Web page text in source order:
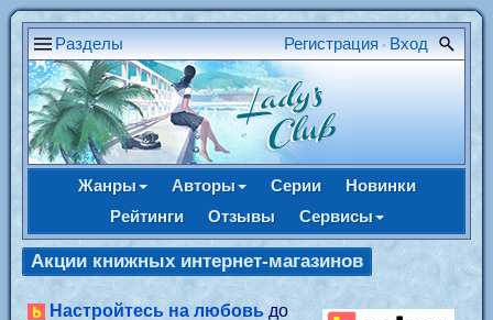
Разделы Регистрация • Вход
Жанры Авторы Серии
Новинки
Рейтинги
Отзывы Сервисы
Акции книжных интернет-магазинов
Настройтесь на любовь до